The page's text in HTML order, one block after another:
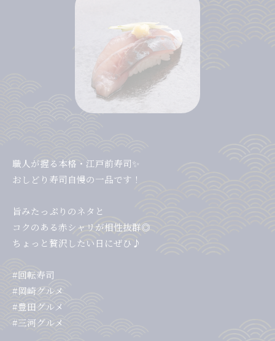
職人が握る本格・江戸前寿司✨
おしどり寿司自慢の一品です！
旨みたっぷりのネタと
コクのある赤シャリが相性抜群◎
ちょっと贅沢したい日にぜひ♪
#回転寿司
#岡崎グルメ
#豊田グルメ
#三河グルメ